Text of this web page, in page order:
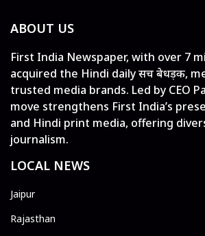
ABOUT US
First India Newspaper, with over 7
acquired the Hindi daily सच बेधड़क,
trusted media brands. Led by CEO
move strengthens First India’s
and Hindi print media, offering
journalism.
LOCAL NEWS
Jaipur
Rajasthan